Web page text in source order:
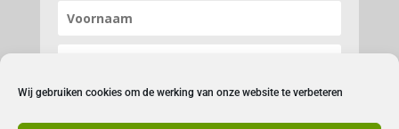
Wij gebruiken cookies om de werking van onze website te verbeteren